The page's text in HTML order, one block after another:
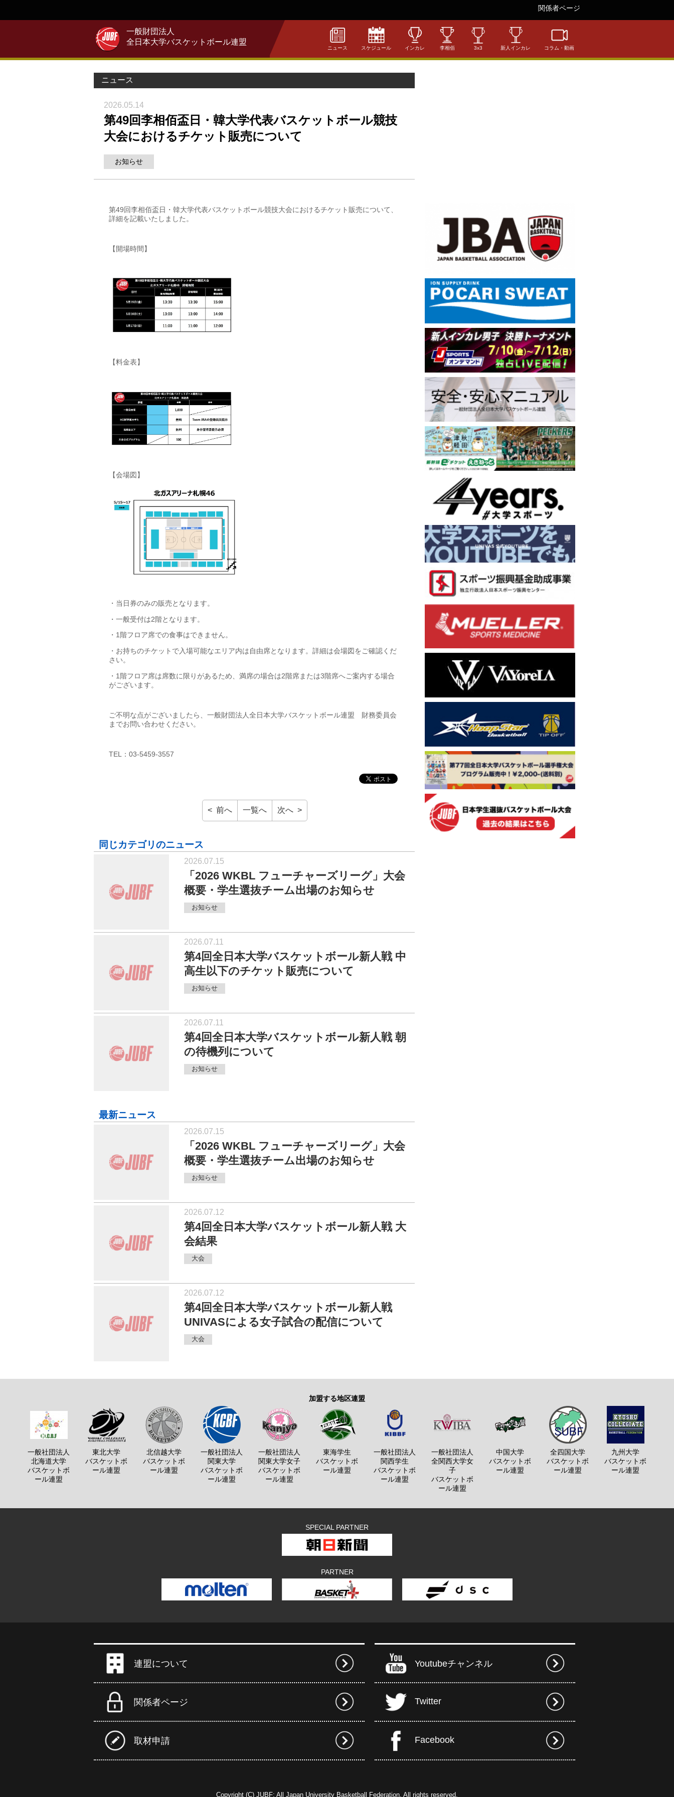
関係者ページ
一般財団法人
全日本大学バスケットボール連盟
ニュース スケジュール インカレ 李相佰 3x3 新人インカレ コラム・動画
ニュース
2026.05.14
第49回李相佰盃日・韓大学代表バスケットボール競技
大会におけるチケット販売について
お知らせ
第49回李相佰盃日・韓大学代表バスケットボール競技大会におけるチケット販売について、
詳細を記載いたしました。
【開場時間】
【料金表】
【会場図】
・当日券のみの販売となります。
・一般受付は2階となります。
・1階フロア席での食事はできません。
・お持ちのチケットで入場可能なエリア内は自由席となります。詳細は会場図をご確認くだ
さい。
・1階フロア席は席数に限りがあるため、満席の場合は2階席または3階席へご案内する場合
がございます。
ご不明な点がございましたら、一般財団法人全日本大学バスケットボール連盟 財務委員会
までお問い合わせください。
TEL：03-5459-3557
< 前へ 一覧へ 次へ >
同じカテゴリのニュース
2026.07.15
「2026 WKBL フューチャーズリーグ」大会
概要・学生選抜チーム出場のお知らせ
お知らせ
2026.07.11
第4回全日本大学バスケットボール新人戦 中
高生以下のチケット販売について
お知らせ
2026.07.11
第4回全日本大学バスケットボール新人戦 朝
の待機列について
お知らせ
最新ニュース
2026.07.15
「2026 WKBL フューチャーズリーグ」大会
概要・学生選抜チーム出場のお知らせ
お知らせ
2026.07.12
第4回全日本大学バスケットボール新人戦 大
会結果
大会
2026.07.12
第4回全日本大学バスケットボール新人戦
UNIVASによる女子試合の配信について
大会
加盟する地区連盟
一般社団法人
北海道大学
バスケットボ
ール連盟
東北大学
バスケットボ
ール連盟
北信越大学
バスケットボ
ール連盟
一般社団法人
関東大学
バスケットボ
ール連盟
一般社団法人
関東大学女子
バスケットボ
ール連盟
東海学生
バスケットボ
ール連盟
一般社団法人
関西学生
バスケットボ
ール連盟
一般社団法人
全関西大学女
子
バスケットボ
ール連盟
中国大学
バスケットボ
ール連盟
全四国大学
バスケットボ
ール連盟
九州大学
バスケットボ
ール連盟
SPECIAL PARTNER
PARTNER
連盟について
関係者ページ
取材申請
Youtubeチャンネル
Twitter
Facebook
Copyright (C) JUBF: All Japan University Basketball Federation. All rights reserved.